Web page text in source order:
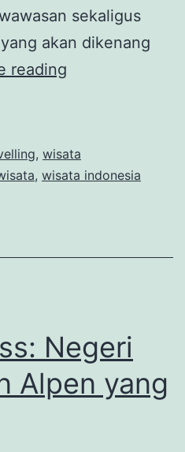
sekaligus
akan dikenang
reading
Negeri
Orang:
yang
, wisata
, wisata indonesia
Negeri
Alpen yang